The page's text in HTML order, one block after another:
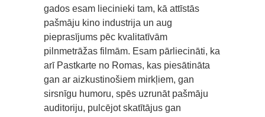
gados esam liecinieki tam, kā attīstās
pašmāju kino industrija un aug
pieprasījums pēc kvalitatīvām
pilnmetrāžas filmām. Esam pārliecināti, ka
arī Pastkarte no Romas, kas piesātināta
gan ar aizkustinošiem mirkļiem, gan
sirsnīgu humoru, spēs uzrunāt pašmāju
auditoriju, pulcējot skatītājus gan